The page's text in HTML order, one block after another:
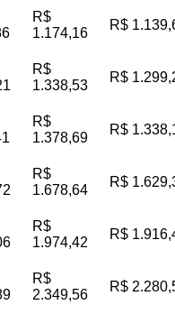
R$
1.174,16
R$
R$
1.338,53
R$
R$
1.378,69
R$
R$
1.678,64
R$
R$
1.974,42
R$
R$
2.349,56
R$